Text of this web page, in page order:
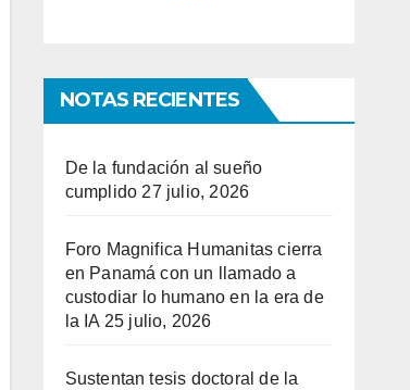
NOTAS RECIENTES
De la fundación al sueño
cumplido 27 julio, 2026
Foro Magnifica Humanitas cierra
en Panamá con un llamado a
custodiar lo humano en la era de
la IA 25 julio, 2026
Sustentan tesis doctoral de la